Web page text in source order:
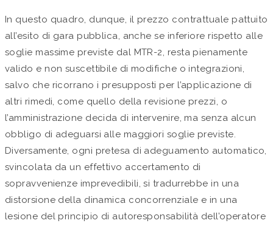
In questo quadro, dunque, il prezzo contrattuale pattuito
all’esito di gara pubblica, anche se inferiore rispetto alle
soglie massime previste dal MTR-2, resta pienamente
valido e non suscettibile di modifiche o integrazioni,
salvo che ricorrano i presupposti per l’applicazione di
altri rimedi, come quello della revisione prezzi, o
l’amministrazione decida di intervenire, ma senza alcun
obbligo di adeguarsi alle maggiori soglie previste.
Diversamente, ogni pretesa di adeguamento automatico,
svincolata da un effettivo accertamento di
sopravvenienze imprevedibili, si tradurrebbe in una
distorsione della dinamica concorrenziale e in una
lesione del principio di autoresponsabilità dell’operatore